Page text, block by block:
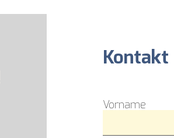
Kontakt
Vorname